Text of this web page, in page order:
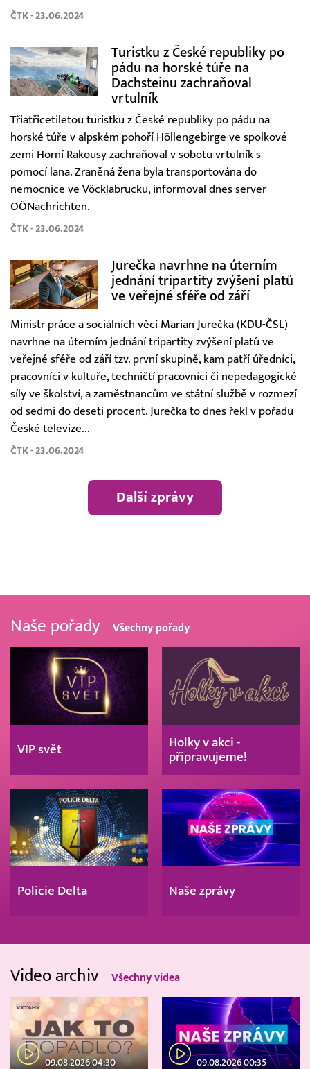
ČTK - 23.06.2024
Turistku z České republiky po
pádu na horské túře na
Dachsteinu zachraňoval
vrtulník
Třiatřicetiletou turistku z České republiky po pádu na
horské túře v alpském pohoří Höllengebirge ve spolkové
zemi Horní Rakousy zachraňoval v sobotu vrtulník s
pomocí lana. Zraněná žena byla transportována do
nemocnice ve Vöcklabrucku, informoval dnes server
OÖNachrichten.
ČTK - 23.06.2024
Jurečka navrhne na úterním
jednání tripartity zvýšení platů
ve veřejné sféře od září
Ministr práce a sociálních věcí Marian Jurečka (KDU-ČSL)
navrhne na úterním jednání tripartity zvýšení platů ve
veřejné sféře od září tzv. první skupině, kam patří úředníci,
pracovníci v kultuře, techničtí pracovníci či nepedagogické
síly ve školství, a zaměstnancům ve státní službě v rozmezí
od sedmi do deseti procent. Jurečka to dnes řekl v pořadu
České televize...
ČTK - 23.06.2024
Další zprávy
Naše pořady Všechny pořady
VIP svět
Holky v akci -
připravujeme!
Policie Delta Naše zprávy
Video archiv Všechny videa
09.08.2026 04:30 09.08.2026 00:35